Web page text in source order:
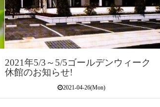
2021年5/3～5/5ゴールデンウィーク
休館のお知らせ!
2021-04-26(Mon)